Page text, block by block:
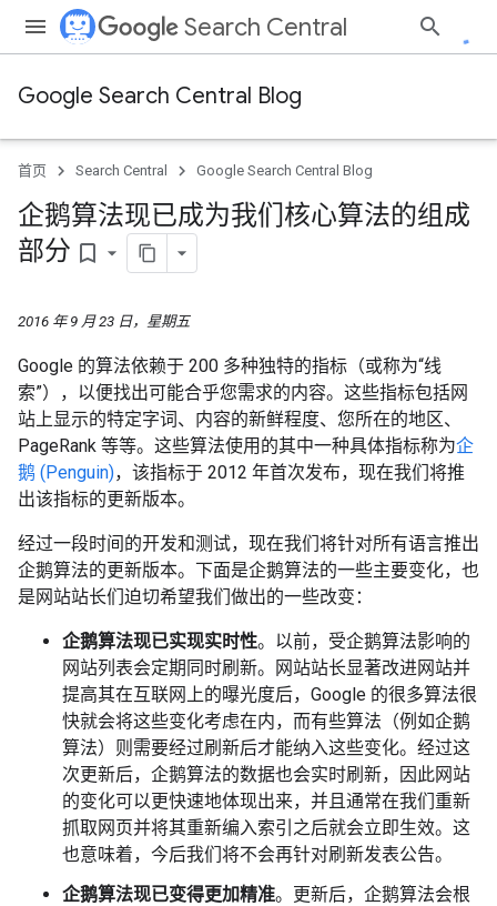
Search Central
Google Search Central Blog
首页 Search Central Google Search Central Blog
企鹅算法现已成为我们核心算法的组成
部分 bookmark_border
2016 年 9 月 23 日，星期五
Google 的算法依赖于 200 多种独特的指标（或称为“线
索”），以便找出可能合乎您需求的内容。这些指标包括网
站上显示的特定字词、内容的新鲜程度、您所在的地区、
PageRank 等等。这些算法使用的其中一种具体指标称为企
鹅 (Penguin)，该指标于 2012 年首次发布，现在我们将推
出该指标的更新版本。
经过一段时间的开发和测试，现在我们将针对所有语言推出
企鹅算法的更新版本。下面是企鹅算法的一些主要变化，也
是网站站长们迫切希望我们做出的一些改变：
企鹅算法现已实现实时性。以前，受企鹅算法影响的
网站列表会定期同时刷新。网站站长显著改进网站并
提高其在互联网上的曝光度后，Google 的很多算法很
快就会将这些变化考虑在内，而有些算法（例如企鹅
算法）则需要经过刷新后才能纳入这些变化。经过这
次更新后，企鹅算法的数据也会实时刷新，因此网站
的变化可以更快速地体现出来，并且通常在我们重新
抓取网页并将其重新编入索引之后就会立即生效。这
也意味着，今后我们将不会再针对刷新发表公告。
企鹅算法现已变得更加精准。更新后，企鹅算法会根